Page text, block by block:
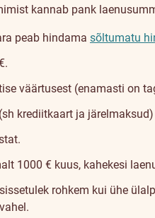
kannab pank
peab hindama sõltumatu
väärtusest (enamasti on
krediitkaart ja
1000 € kuus, kahekesi
rohkem kui ühe